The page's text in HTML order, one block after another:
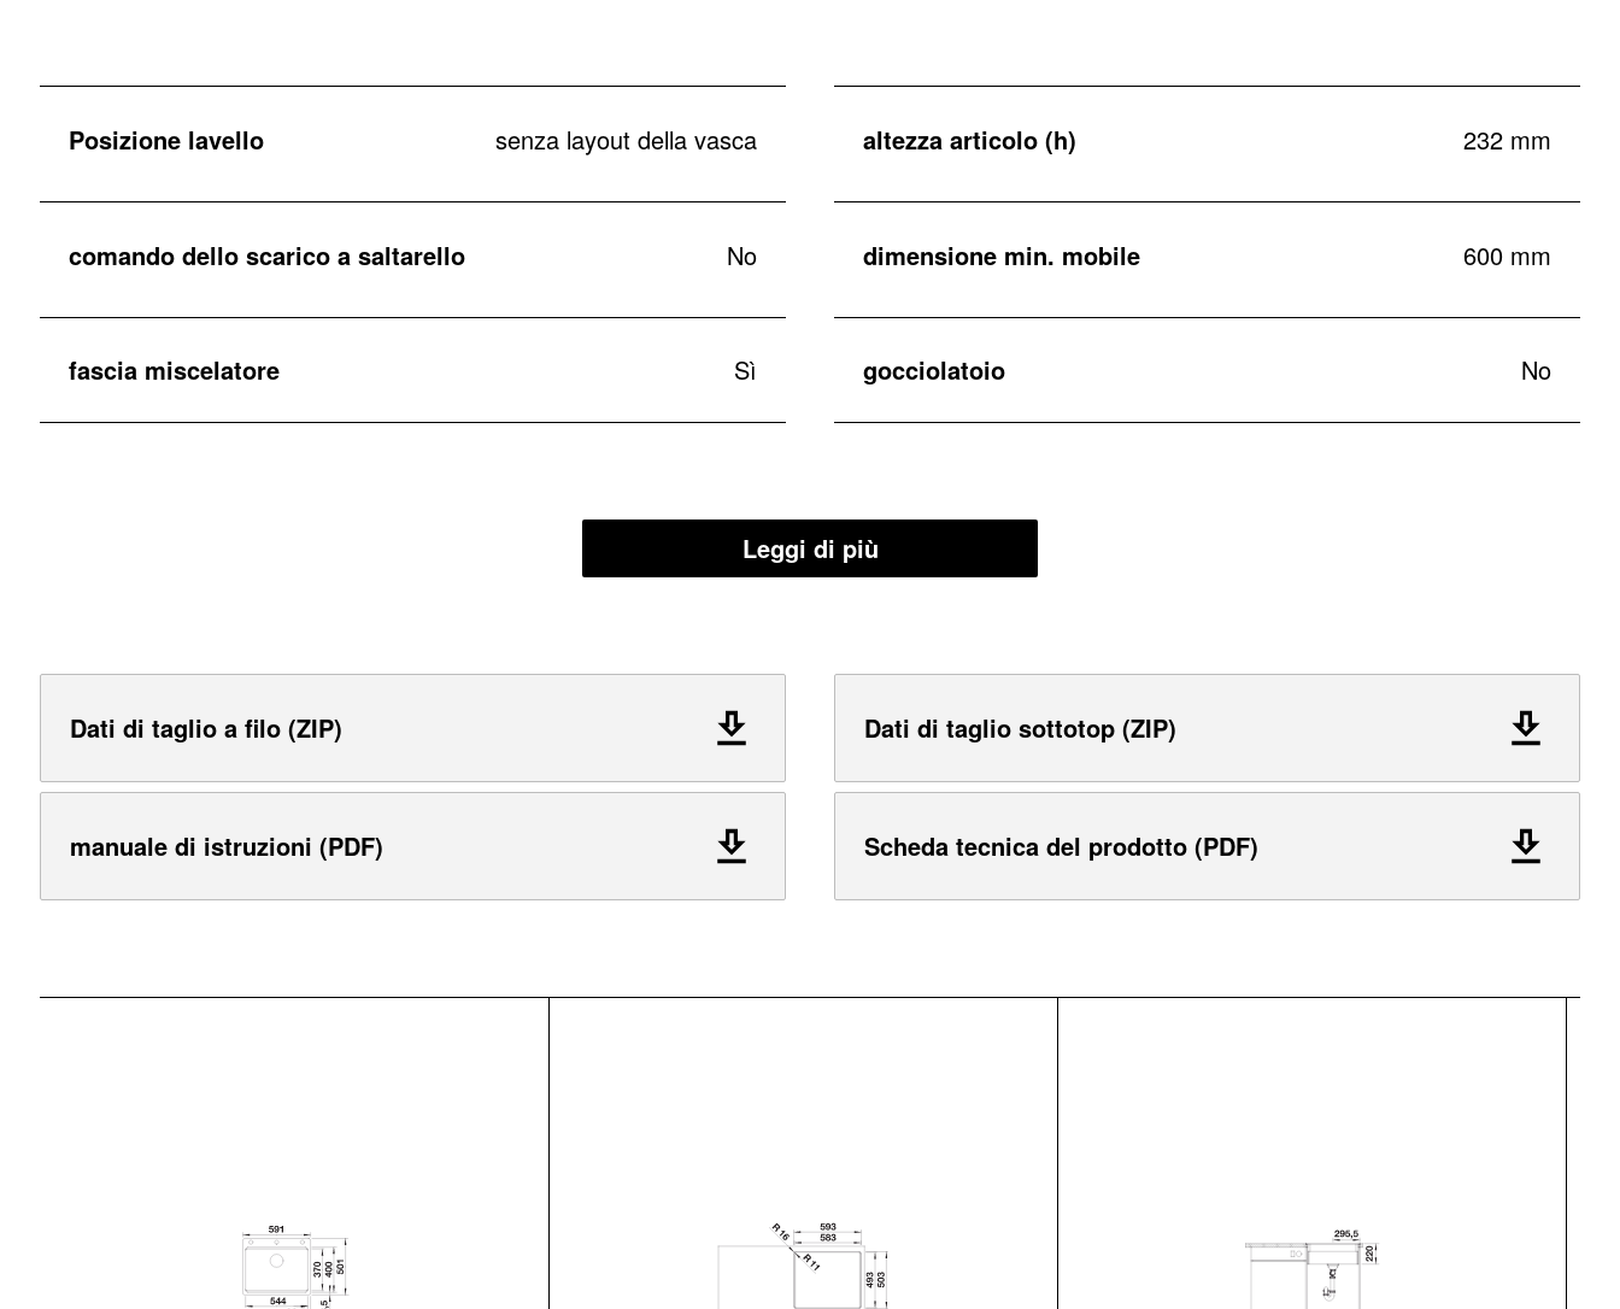
Posizione lavello senza layout della vasca altezza articolo (h) 232 mm
comando dello scarico a saltarello No dimensione min. mobile 600 mm
fascia miscelatore Sì gocciolatoio No
Leggi di più
Dati di taglio a filo (ZIP) Dati di taglio sottotop (ZIP)
manuale di istruzioni (PDF) Scheda tecnica del prodotto (PDF)